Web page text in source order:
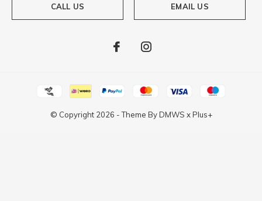
CALL US EMAIL US
© Copyright 2026 - Theme ByDMWS xPlus+